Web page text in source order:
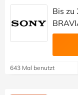
Bis
643 Mal benutzt